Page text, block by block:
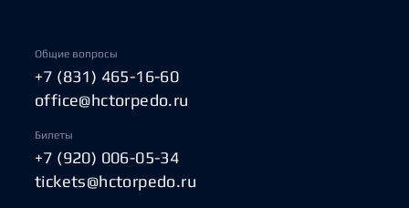
Общие вопросы
+7 (831) 465-16-60
office@hctorpedo.ru
Билеты
+7 (920) 006-05-34
tickets@hctorpedo.ru